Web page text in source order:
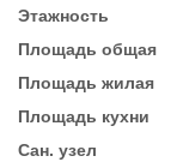
Этажность
Площадь общая
Площадь жилая
Площадь кухни
Сан. узел